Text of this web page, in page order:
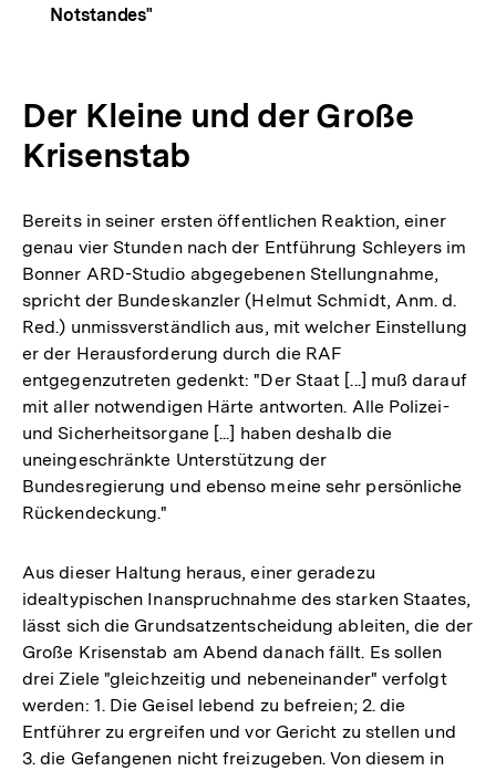
Notstandes"
Der Kleine und der Große
Krisenstab
Bereits in seiner ersten öffentlichen Reaktion, einer
genau vier Stunden nach der Entführung Schleyers im
Bonner ARD-Studio abgegebenen Stellungnahme,
spricht der Bundeskanzler (Helmut Schmidt, Anm. d.
Red.) unmissverständlich aus, mit welcher Einstellung
er der Herausforderung durch die RAF
entgegenzutreten gedenkt: "Der Staat [...] muß darauf
mit aller notwendigen Härte antworten. Alle Polizei-
und Sicherheitsorgane [...] haben deshalb die
uneingeschränkte Unterstützung der
Bundesregierung und ebenso meine sehr persönliche
Rückendeckung."
Aus dieser Haltung heraus, einer geradezu
idealtypischen Inanspruchnahme des starken Staates,
lässt sich die Grundsatzentscheidung ableiten, die der
Große Krisenstab am Abend danach fällt. Es sollen
drei Ziele "gleichzeitig und nebeneinander" verfolgt
werden: 1. Die Geisel lebend zu befreien; 2. die
Entführer zu ergreifen und vor Gericht zu stellen und
3. die Gefangenen nicht freizugeben. Von diesem in